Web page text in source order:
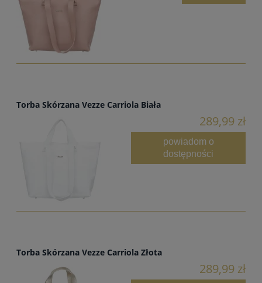
Torba Skórzana Vezze Carriola Biała
289,99 zł
powiadom o
dostępności
Torba Skórzana Vezze Carriola Złota
289,99 zł